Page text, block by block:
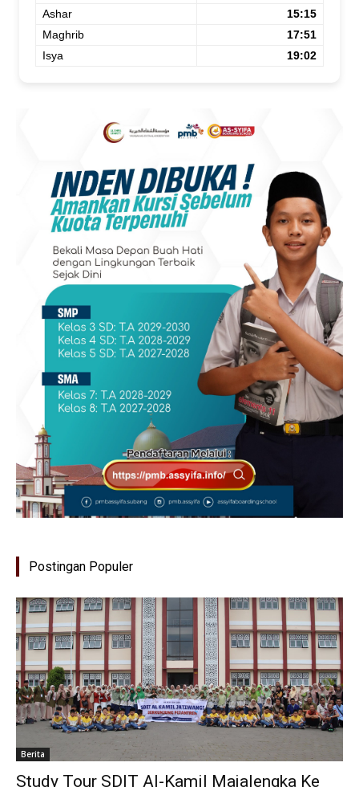
Ashar
15:15
Maghrib
17:51
Isya
19:02
Postingan Populer
Berita
Study Tour SDIT Al-Kamil Majalengka Ke